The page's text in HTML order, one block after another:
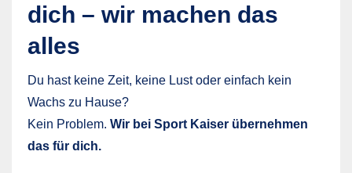
dich – wir machen das
alles
Du hast keine Zeit, keine Lust oder einfach kein
Wachs zu Hause?
Kein Problem. Wir bei Sport Kaiser übernehmen
das für dich.